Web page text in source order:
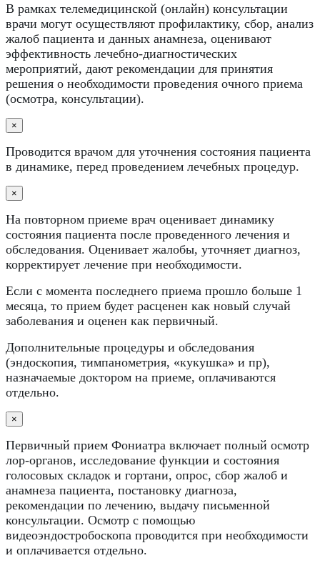
В рамках телемедицинской (онлайн) консультации
врачи могут осуществляют профилактику, сбор, анализ
жалоб пациента и данных анамнеза, оценивают
эффективность лечебно-диагностических
мероприятий, дают рекомендации для принятия
решения о необходимости проведения очного приема
(осмотра, консультации).
×
Проводится врачом для уточнения состояния пациента
в динамике, перед проведением лечебных процедур.
×
На повторном приеме врач оценивает динамику
состояния пациента после проведенного лечения и
обследования. Оценивает жалобы, уточняет диагноз,
корректирует лечение при необходимости.
Если с момента последнего приема прошло больше 1
месяца, то прием будет расценен как новый случай
заболевания и оценен как первичный.
Дополнительные процедуры и обследования
(эндоскопия, тимпанометрия, «кукушка» и пр),
назначаемые доктором на приеме, оплачиваются
отдельно.
×
Первичный прием Фониатра включает полный осмотр
лор-органов, исследование функции и состояния
голосовых складок и гортани, опрос, сбор жалоб и
анамнеза пациента, постановку диагноза,
рекомендации по лечению, выдачу письменной
консультации. Осмотр с помощью
видеоэндостробоскопа проводится при необходимости
и оплачивается отдельно.